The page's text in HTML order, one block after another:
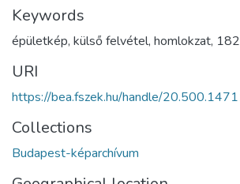
Keywords
épületkép, külső felvétel, homlokzat,
URI
https://bea.fszek.hu/handle/
Collections
Budapest-képarchívum